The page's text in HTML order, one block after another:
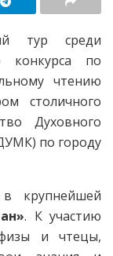
тур среди
конкурса по
чтению
столичного
Духовного
по городу
крупнейшей
. К участию
и чтецы,